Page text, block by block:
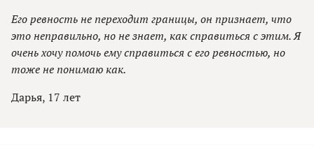
Его ревность не переходит границы, он признает, что
это неправильно, но не знает, как справиться с этим. Я
очень хочу помочь ему справиться с его ревностью, но
тоже не понимаю как.
Дарья, 17 лет